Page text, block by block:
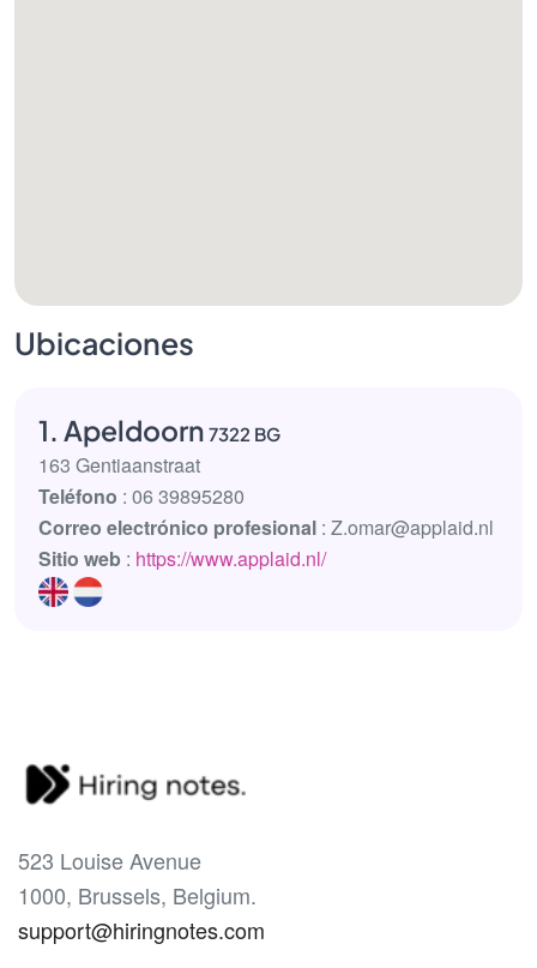
Ubicaciones
1. Apeldoorn 7322 BG
163 Gentiaanstraat
Teléfono : 06 39895280
Correo electrónico profesional : Z.omar@applaid.nl
Sitio web : https://www.applaid.nl/
523 Louise Avenue
1000, Brussels, Belgium.
support@hiringnotes.com